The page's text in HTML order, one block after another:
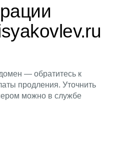
— обратитесь к
продления. Уточнить
можно в службе